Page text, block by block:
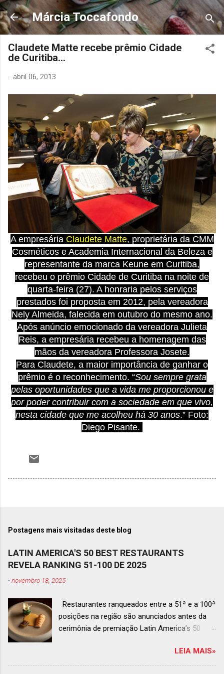
Pular para o conteúdo principal
Márcia Toccafondo
Claudete Matte recebe prêmio Cidade
de Curitiba...
- abril 06, 2013
A empresária Claudete Matte, proprietária da CMM
Cosméticos e Academia Internacional da Beleza e
representante da marca Keune em Curitiba,
recebeu o prêmio Cidade de Curitiba na noite de
quarta-feira (27). A honraria pelos serviços
prestados foi proposta em 2012, pela vereadora
Nely Almeida, falecida em outubro do mesmo ano.
Após anúncio emocionado da vereadora Julieta
Reis, a empresária recebeu a homenagem das
mãos da vereadora Professora Josete.
Para Claudete, a maior importância de ganhar o
prêmio é o reconhecimento. “Sou sempre grata
pelas oportunidades que a vida me proporcionou e
por poder contribuir com a sociedade em que vivo,
nesta cidade que me acolheu há 30 anos.” Foto:
Diego Pisante.
Postagens mais visitadas deste blog
LATIN AMERICA'S 50 BEST RESTAURANTS
REVELA RANKING 51-100 DE 2025
-novembro 18, 2025
Restaurantes ranqueados entre a 51ª e a 100ª
posições na região são anunciados antes da
cerimônia de premiação Latin America’s 50
de dezembro em Antígua, Guatemala
Prato do Origem, o brasileiro mais
LEIA MAIS»